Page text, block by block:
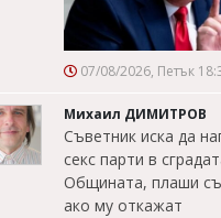
07/08/2026, Петък
Михаил ДИМИТРОВ
Съветник иска да
секс парти в
Общината, плаши
ако му откажат